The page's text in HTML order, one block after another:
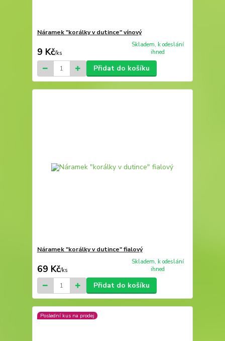
Náramek "korálky v dutince" vínový
9 Kč/ks
Skladem, k odeslání
ihned
Přidat do košíku
Náramek "korálky v dutince" fialový
69 Kč/ks
Skladem, k odeslání
ihned
Přidat do košíku
Poslední kus na prodej